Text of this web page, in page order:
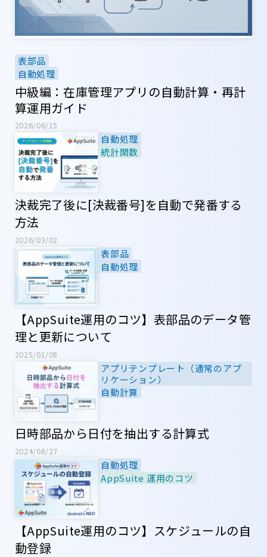
表部品
自動処理
中級編：在庫管理アプリの自動計算・再計
算運用ガイド
2026/06/15
自動処理
統計関数
決裁完了後に[決裁番号]を自動で発番する
方法
2026/03/02
表部品
自動処理
【AppSuite運用のコツ】表部品のデータ管
理と更新について
2025/01/08
アプリテンプレート（通常のアプ
リケーション）
自動計算
日時部品から日付を抽出する計算式
2024/08/27
自動処理
AppSuite 運用のコツ
【AppSuite運用のコツ】スケジュールの自
動登録